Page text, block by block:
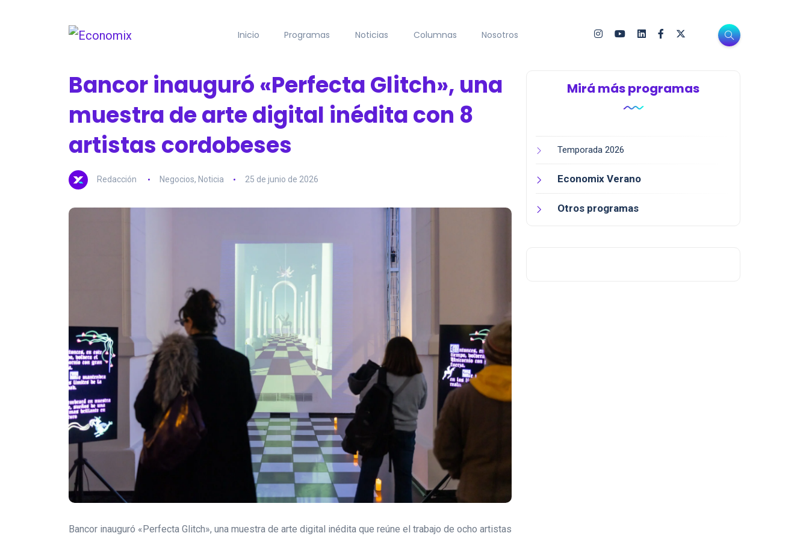
Inicio Programas Noticias Columnas Nosotros
Bancor inauguró «Perfecta Glitch», una
muestra de arte digital inédita con 8
artistas cordobeses
Redacción Negocios, Noticia 25 de junio de 2026
Bancor inauguró «Perfecta Glitch», una muestra de arte digital inédita que reúne el trabajo de ocho artistas
Mirá más programas
Temporada 2026
Economix Verano
Otros programas